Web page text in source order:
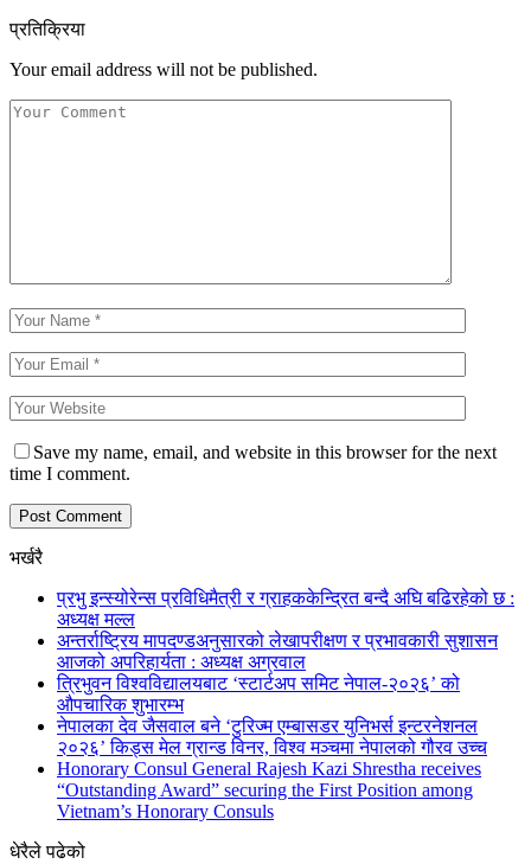
प्रतिक्रिया
Your email address will not be published.
Save my name, email, and website in this browser for the next
time I comment.
भर्खरै
प्रभु इन्स्योरेन्स प्रविधिमैत्री र ग्राहककेन्द्रित बन्दै अघि बढिरहेको छ :
अध्यक्ष मल्ल
अन्तर्राष्ट्रिय मापदण्डअनुसारको लेखापरीक्षण र प्रभावकारी सुशासन
आजको अपरिहार्यता : अध्यक्ष अग्रवाल
त्रिभुवन विश्वविद्यालयबाट ‘स्टार्टअप समिट नेपाल-२०२६’ को
औपचारिक शुभारम्भ
नेपालका देव जैसवाल बने ‘टुरिज्म एम्बासडर युनिभर्स इन्टरनेशनल
२०२६’ किड्स मेल ग्रान्ड विनर, विश्व मञ्चमा नेपालको गौरव उच्च
Honorary Consul General Rajesh Kazi Shrestha receives
“Outstanding Award” securing the First Position among
Vietnam’s Honorary Consuls
धेरैले पढेको